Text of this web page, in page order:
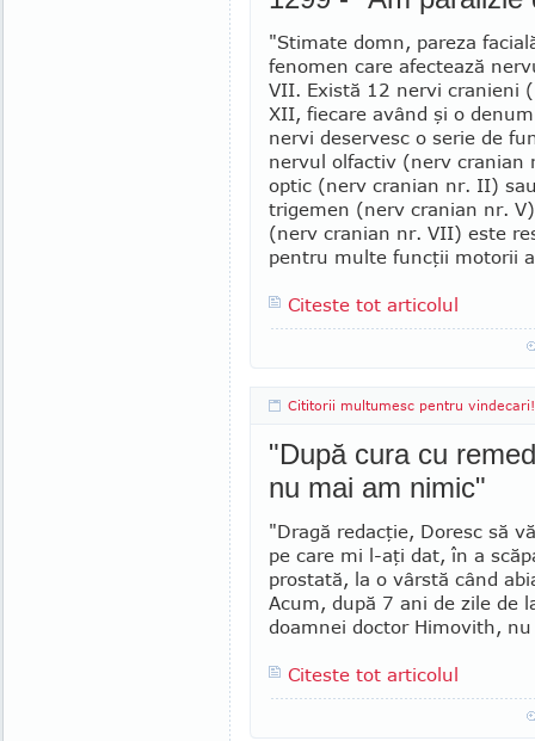
"Stimate domn, pareza
fenomen care afectează
VII. Există 12 nervi cra­nieni
XII, fiecare a­vând şi o
nervi de­servesc o serie de
ner­vul olfactiv (nerv cra­nian
optic (nerv cra­nian nr. II)
trigemen (nerv cranian nr.
(nerv cranian nr. VII) este
pentru multe funcţii motorii
Citeste tot articolul
Cititorii multumesc pentru vindecari!
"După cura cu
nu mai am nimic"
"Dragă redacţie, Doresc să
pe care mi l-aţi dat, în a
prostată, la o vârstă când
Acum, după 7 ani de zile de
doamnei doctor Himovith,
Citeste tot articolul